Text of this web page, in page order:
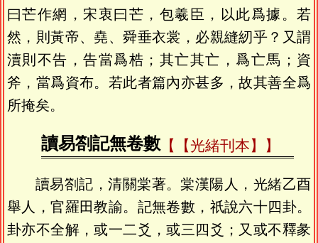
曰芒作網，宋衷曰芒，包羲臣，以此爲據。若
然，則黃帝、堯、舜垂衣裳，必親縫紉乎？又謂
瀆則不告，告當爲梏；其亡其亡，爲亡馬；資
斧，當爲資布。若此者篇內亦甚多，故其善全爲
所掩矣。
讀易劄記無卷數 【光緒刊本】
讀易劄記，清關棠著。棠漢陽人，光緒乙酉
舉人，官羅田教諭。記無卷數，祇說六十四卦。
卦亦不全解，或一二爻，或三四爻；又或不釋彖